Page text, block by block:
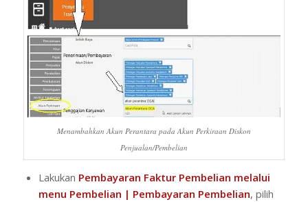
Menambahkan Akun Perantara pada Akun Perkiraan Diskon
Penjualan/Pembelian
Lakukan Pembayaran Faktur Pembelian melalui
menu Pembelian | Pembayaran Pembelian, pilih